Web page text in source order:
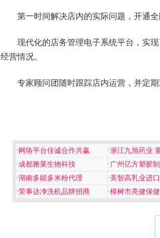
第一时间解决店内的实际问题，开通
现代化的店务管理电子系统平台，实
经营情况。
专家顾问团随时跟踪店内运营，并定期
· 网络平台佳诚合作共赢 ·浙江九旭药业
·成都雅莱生物科技 ·广州亿方塑胶
·湖南多能多米粉代理 ·美智高乳业进
·荣事达净洗机品牌招商 ·樟树市亮健保